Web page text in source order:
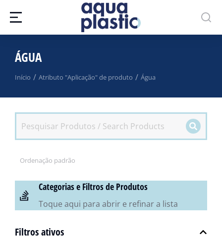
ÁGUA
Você está aqui:
Início Atributo "Aplicação" de produto Água
Categorias e Filtros de Produtos
Toque aqui para abrir e refinar a lista
Filtros ativos